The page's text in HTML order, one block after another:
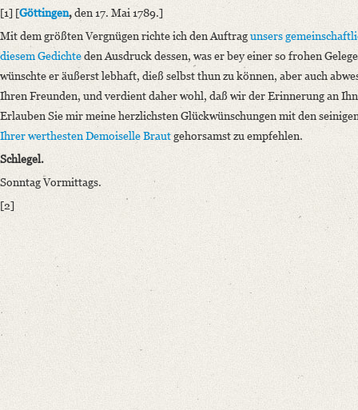
Notations: Empfangsort erschlossen.
Printed Text
Provider: Dresden, Sächsische Landesbibliothek - Staats- und
OAI Id: 362840601
Bibliography: Strodtmann, Adolf: Briefe von und an Gottfried August
anderen, meist handschriftlichen Quellen. Bd. 3. Berlin 1874, S.
Incipit: „[1] [Göttingen, den 17. Mai 1789.]
Mit dem größten Vergnügen richte ich den Auftrag unsers
Provider: Göttingen, Niedersächsische Staats- und
Classification Number: COD. MS. 1992.6:17
Provenance: 1992 als Geschenk vom Städtischen Museum Göttingen
Number of Pages: 1 S., hs. m. U.
[1] [Göttingen,den 17. Mai 1789.]
Mit dem größten Vergnügen richte ich den Auftragunsers
diesem Gedichteden Ausdruck dessen, was er bey einer so frohen
wünschte er äußerst lebhaft, dieß selbst thun zu können, aber auch
Ihren Freunden, und verdient daher wohl, daß wir der Erinnerung an
Erlauben Sie mir meine herzlichsten Glückwünschungen mit den
Ihrer werthesten Demoiselle Brautgehorsamst zu empfehlen.
Schlegel.
Sonntag Vormittags.
[2]